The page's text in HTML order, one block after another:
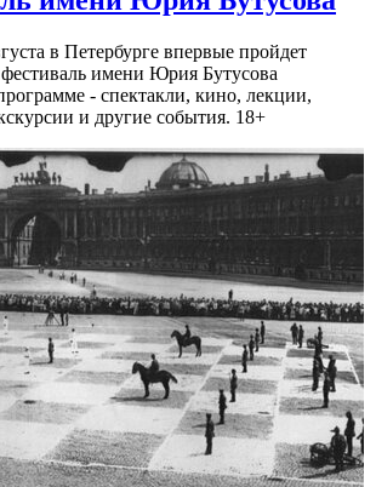
в Петербурге впервые пройдет
имени Юрия Бутусова
- спектакли, кино, лекции,
и другие события. 18+